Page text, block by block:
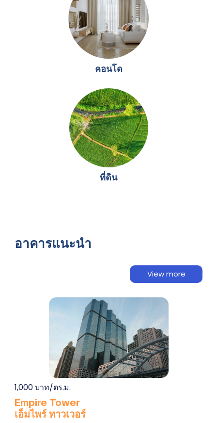
คอนโด
ที่ดิน
อาคารแนะนำ
View more
1,000 บาท/ตร.ม.
Empire Tower
เอ็มไพร์ ทาวเวอร์